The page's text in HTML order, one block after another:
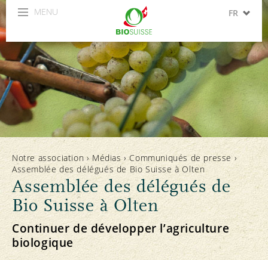
MENU FR
IT
Notre association › Médias›Communiqués de presse ›
Assemblée des délégués de Bio Suisse à Olten
Assemblée des délégués de
Bio Suisse à Olten
Continuer de développer l’agriculture
biologique